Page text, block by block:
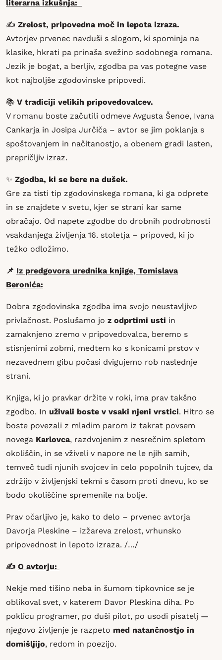
literarna izkušnja:
✍️ Zrelost, pripovedna moč in lepota izraza.
Avtorjev prvenec navduši s slogom, ki spominja na
klasike, hkrati pa prinaša svežino sodobnega romana.
Jezik je bogat, a berljiv, zgodba pa vas potegne vase
kot najboljše zgodovinske pripovedi.
📚 V tradiciji velikih pripovedovalcev.
V romanu boste začutili odmeve Avgusta Šenoe, Ivana
Cankarja in Josipa Jurčiča – avtor se jim poklanja s
spoštovanjem in načitanostjo, a obenem gradi lasten,
prepričljiv izraz.
✨ Zgodba, ki se bere na dušek.
Gre za tisti tip zgodovinskega romana, ki ga odprete
in se znajdete v svetu, kjer se strani kar same
obračajo. Od napete zgodbe do drobnih podrobnosti
vsakdanjega življenja 16. stoletja – pripoved, ki jo
težko odložimo.
📌 Iz predgovora urednika knjige, Tomislava
Beronića:
Dobra zgodovinska zgodba ima svojo neustavljivo
privlačnost. Poslušamo jo z odprtimi usti in
zamaknjeno zremo v pripovedovalca, beremo s
stisnjenimi zobmi, medtem ko s konicami prstov v
nezavednem gibu počasi dvigujemo rob naslednje
strani.
Knjiga, ki jo pravkar držite v roki, ima prav takšno
zgodbo. In uživali boste v vsaki njeni vrstici. Hitro se
boste povezali z mladim parom iz takrat povsem
novega Karlovca, razdvojenim z nesrečnim spletom
okoliščin, in se vživeli v napore ne le njih samih,
temveč tudi njunih svojcev in celo popolnih tujcev, da
zdržijo v življenjski tekmi s časom proti dnevu, ko se
bodo okoliščine spremenile na bolje.
Prav očarljivo je, kako to delo – prvenec avtorja
Davorja Pleskine – izžareva zrelost, vrhunsko
pripovednost in lepoto izraza. /…/
✍️ O avtorju:
Nekje med tišino neba in šumom tipkovnice se je
oblikoval svet, v katerem Davor Pleskina diha. Po
poklicu programer, po duši pilot, po usodi pisatelj —
njegovo življenje je razpeto med natančnostjo in
domišljijo, redom in poezijo.